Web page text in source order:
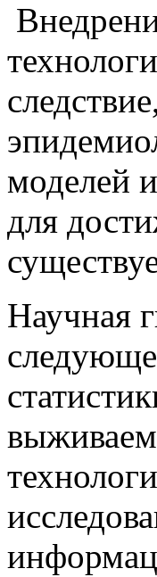
моделей
для
Научная